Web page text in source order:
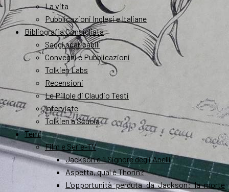
La vita
Pubblicazioni Inglesi e Italiane
Bibliografia Consigliata
Saggi scaricabili
Convegni e Pubblicazioni
Tolkien Labs
Recensioni
Le Pillole di Claudio Testi
Interviste
Tolkien a Scuola
Temi
Film e Serie-TV
Jackson e il Signore degli Anelli
Aspetta, qual è Thorin?
L’opportunità perduta da Jackson: la morte